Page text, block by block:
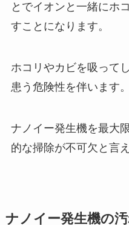
とでイオンと一緒にホ
すことになります。
ホコリやカビを吸って
患う危険性を伴います。
ナノイー発生機を最大
的な掃除が不可欠と言え
ナノイー発生機の